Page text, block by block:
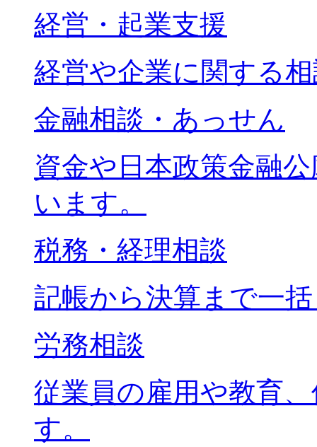
経営・起業支援
経営や企業に関する
金融相談・あっせん
資金や日本政策金融
います。
税務・経理相談
記帳から決算まで一
労務相談
従業員の雇用や教育
す。